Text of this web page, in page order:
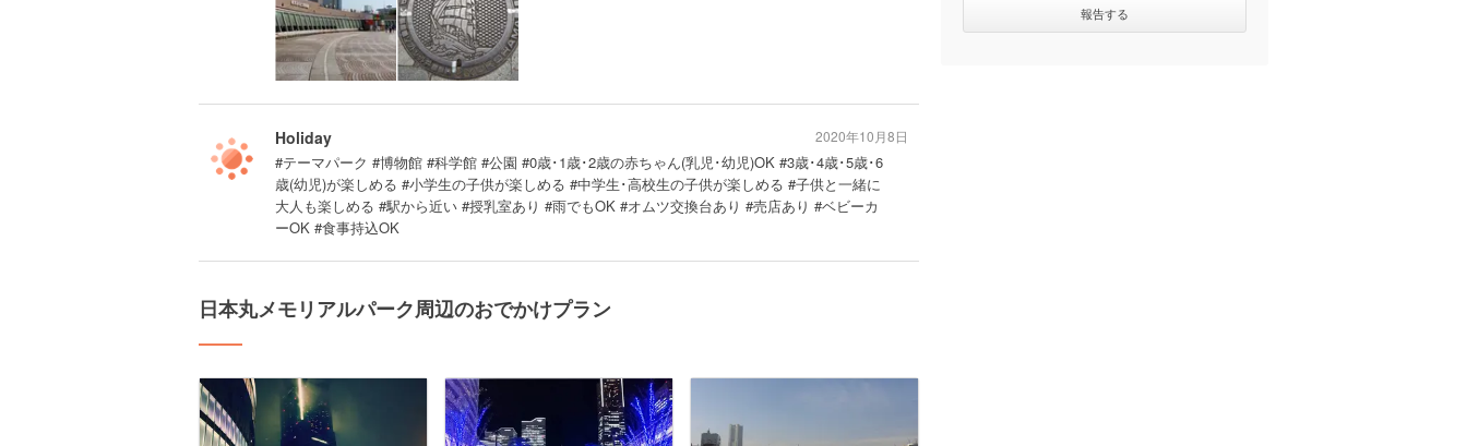
Holiday
#テーマパーク #博物館 #科学館 #公園 #0歳･1歳･2歳の赤ちゃん(乳児･幼児)OK #3歳･4歳･5歳･6
歳(幼児)が楽しめる #小学生の子供が楽しめる #中学生･高校生の子供が楽しめる #子供と一緒に
大人も楽しめる #駅から近い #授乳室あり #雨でもOK #オムツ交換台あり #売店あり #ベビーカ
ーOK #食事持込OK
2020年10月8日
日本丸メモリアルパーク周辺のおでかけプラン